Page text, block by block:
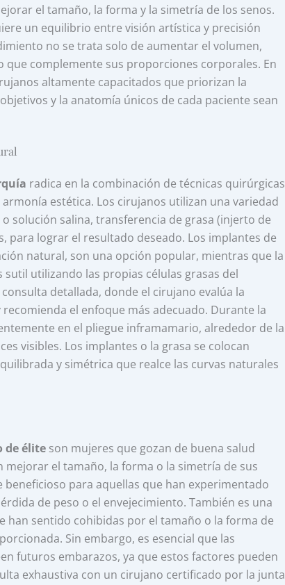
el tamaño, la forma y la simetría de los senos.
un equilibrio entre visión artística y precisión
no se trata solo de aumentar el volumen,
complemente sus proporciones corporales. En
altamente capacitados que priorizan la
y la anatomía únicos de cada paciente sean
radica en la combinación de técnicas quirúrgicas
estética. Los cirujanos utilizan una variedad
solución salina, transferencia de grasa (injerto de
para lograr el resultado deseado. Los implantes de
natural, son una opción popular, mientras que la
utilizando las propias células grasas del
detallada, donde el cirujano evalúa la
el enfoque más adecuado. Durante la
en el pliegue inframamario, alrededor de la
visibles. Los implantes o la grasa se colocan
y simétrica que realce las curvas naturales
de élite son mujeres que gozan de buena salud
el tamaño, la forma o la simetría de sus
para aquellas que han experimentado
de peso o el envejecimiento. También es una
han sentido cohibidas por el tamaño o la forma de
Sin embargo, es esencial que las
futuros embarazos, ya que estos factores pueden
exhaustiva con un cirujano certificado por la junta